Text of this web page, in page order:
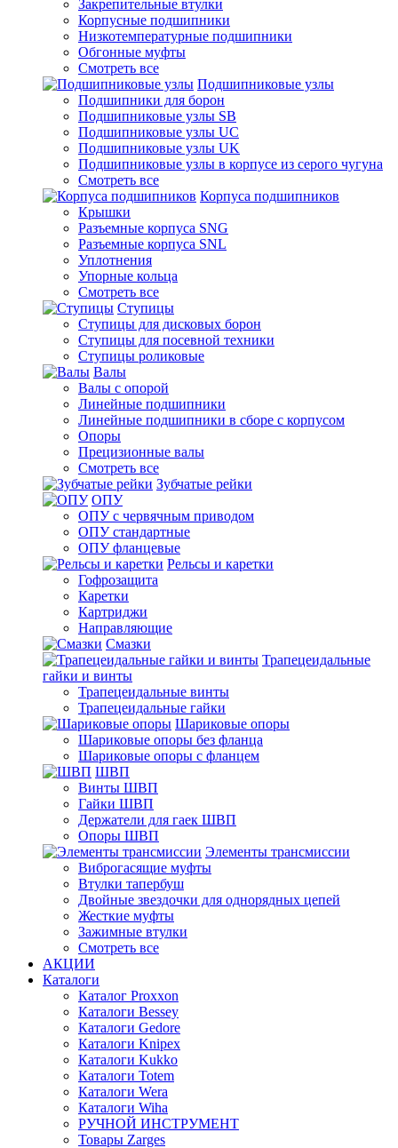
Закрепительные втулки
Корпусные подшипники
Низкотемпературные подшипники
Обгонные муфты
Смотреть все
Подшипниковые узлы
Подшипники для борон
Подшипниковые узлы SB
Подшипниковые узлы UC
Подшипниковые узлы UK
Подшипниковые узлы в корпусе из серого чугуна
Смотреть все
Корпуса подшипников
Крышки
Разъемные корпуса SNG
Разъемные корпуса SNL
Уплотнения
Упорные кольца
Смотреть все
Ступицы
Ступицы для дисковых борон
Ступицы для посевной техники
Ступицы роликовые
Валы
Валы с опорой
Линейные подшипники
Линейные подшипники в сборе с корпусом
Опоры
Прецизионные валы
Смотреть все
Зубчатые рейки
ОПУ
ОПУ с червячным приводом
ОПУ стандартные
ОПУ фланцевые
Рельсы и каретки
Гофрозащита
Каретки
Картриджи
Направляющие
Смазки
Трапецеидальные
гайки и винты
Трапецеидальные винты
Трапецеидальные гайки
Шариковые опоры
Шариковые опоры без фланца
Шариковые опоры с фланцем
ШВП
Винты ШВП
Гайки ШВП
Держатели для гаек ШВП
Опоры ШВП
Элементы трансмиссии
Виброгасящие муфты
Втулки тапербуш
Двойные звездочки для однорядных цепей
Жесткие муфты
Зажимные втулки
Смотреть все
АКЦИИ
Каталоги
Каталог Proxxon
Каталоги Bessey
Каталоги Gedore
Каталоги Knipex
Каталоги Kukko
Каталоги Totem
Каталоги Wera
Каталоги Wiha
РУЧНОЙ ИНСТРУМЕНТ
Товары Zarges